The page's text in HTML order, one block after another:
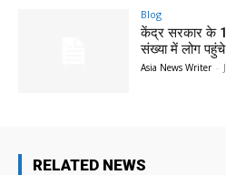
Blog
केंद्र सरकार के
संख्या में लोग पहुंचे
Asia News Writer -
RELATED NEWS